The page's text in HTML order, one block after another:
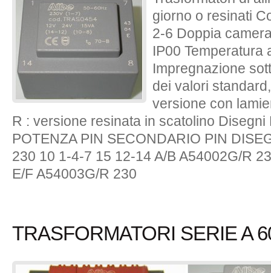
giorno o resinati
2-6 Doppia
IP00 Temperatura
Impregnazione
dei valori
versione con
R : versione resinata in scatolino Disegni
POTENZA PIN SECONDARIO PIN
230 10 1-4-7 15 12-14 A/B A54002G/R
E/F A54003G/R 230
TRASFORMATORI SERIE A